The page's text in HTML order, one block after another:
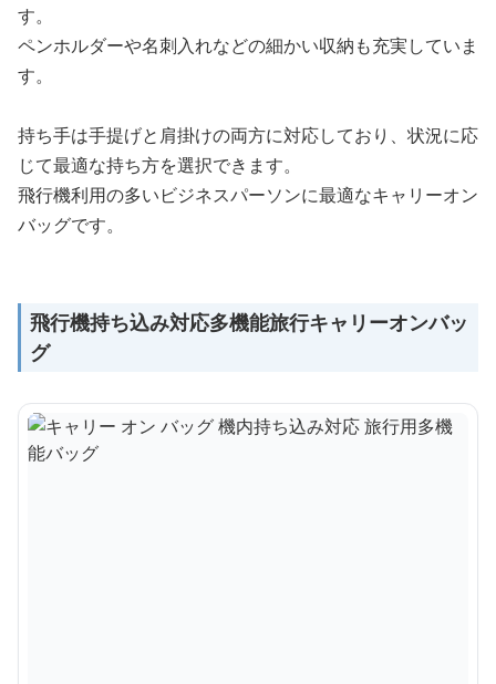
す。
ペンホルダーや名刺入れなどの細かい収納も充実していま
す。
持ち手は手提げと肩掛けの両方に対応しており、状況に応
じて最適な持ち方を選択できます。
飛行機利用の多いビジネスパーソンに最適なキャリーオン
バッグです。
飛行機持ち込み対応多機能旅行キャリーオンバッ
グ